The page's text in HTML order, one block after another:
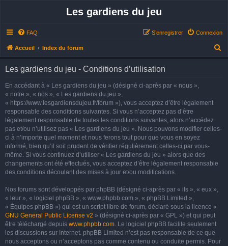
Les gardiens du jeu
FAQ Connexion
S’enregistrer
Accueil Index du forum
Les gardiens du jeu - Conditions d’utilisation
En accédant à « Les gardiens du jeu » (désigné ci-après par « nous »,
« notre », « nos », « Les gardiens du jeu »,
« https://www.lesgardiensdujeu.fr/forum »), vous acceptez d’être légalement
responsable des conditions suivantes. Si vous n’acceptez pas d’être
légalement responsable de toutes les conditions suivantes, alors n’accédez
pas et/ou n’utilisez pas « Les gardiens du jeu ». Nous pouvons modifier celles-
ci à n’importe quel moment et nous ferons tout pour que vous en soyez
informé, bien qu’il soit prudent de vérifier régulièrement celles-ci par vous-
même. Si vous continuez d’utiliser « Les gardiens du jeu » alors que des
changements ont été effectués, vous acceptez d’être légalement responsable
des conditions découlant des mises à jour et/ou modifications.
Nos forums sont développés par phpBB (désigné ci-après par « ils », « eux »,
« leur », « logiciel phpBB », « www.phpbb.com », « phpBB Limited »,
« Équipes phpBB ») qui est un script libre de forum, déclaré sous la licence «
GNU General Public License v2 » (désigné ci-après par « GPL ») et qui peut
être téléchargé depuis www.phpbb.com. Le logiciel phpBB facilite seulement
les discussions sur Internet. phpBB Limited n’est pas responsable de ce que
nous acceptons ou n’acceptons pas comme contenu ou conduite permis. Pour